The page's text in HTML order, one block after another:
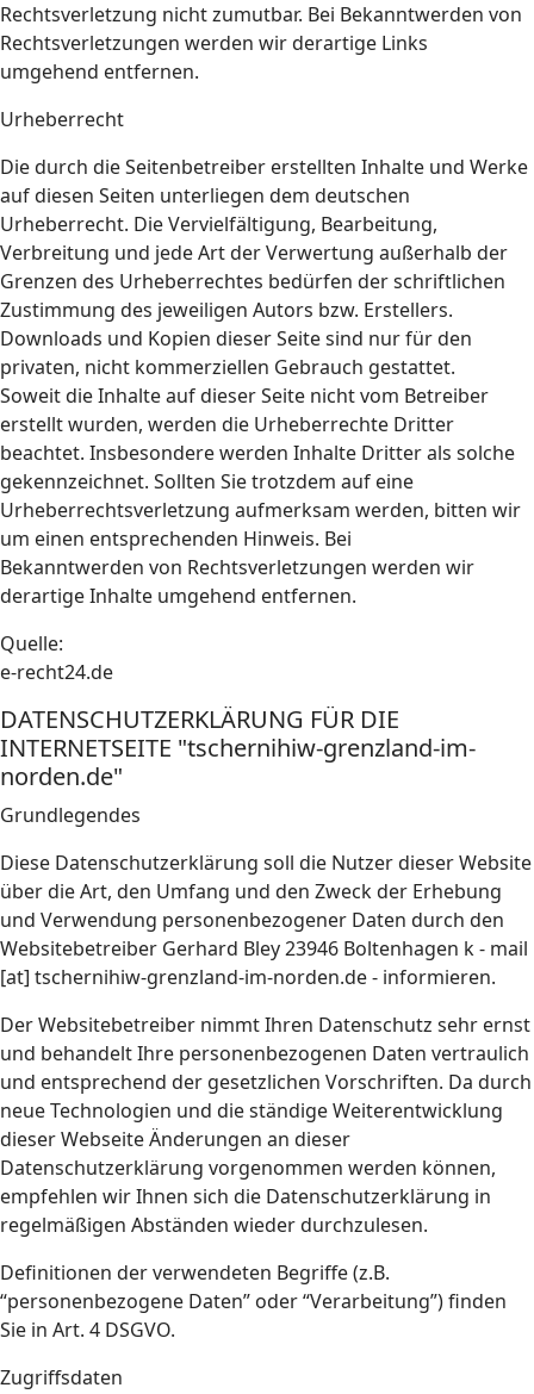
Rechtsverletzung nicht zumutbar. Bei Bekanntwerden von
Rechtsverletzungen werden wir derartige Links
umgehend entfernen.
Urheberrecht
Die durch die Seitenbetreiber erstellten Inhalte und Werke
auf diesen Seiten unterliegen dem deutschen
Urheberrecht. Die Vervielfältigung, Bearbeitung,
Verbreitung und jede Art der Verwertung außerhalb der
Grenzen des Urheberrechtes bedürfen der schriftlichen
Zustimmung des jeweiligen Autors bzw. Erstellers.
Downloads und Kopien dieser Seite sind nur für den
privaten, nicht kommerziellen Gebrauch gestattet.
Soweit die Inhalte auf dieser Seite nicht vom Betreiber
erstellt wurden, werden die Urheberrechte Dritter
beachtet. Insbesondere werden Inhalte Dritter als solche
gekennzeichnet. Sollten Sie trotzdem auf eine
Urheberrechtsverletzung aufmerksam werden, bitten wir
um einen entsprechenden Hinweis. Bei
Bekanntwerden von Rechtsverletzungen werden wir
derartige Inhalte umgehend entfernen.
Quelle:
e-recht24.de
DATENSCHUTZERKLÄRUNG FÜR DIE
INTERNETSEITE "tschernihiw-grenzland-im-
norden.de"
Grundlegendes
Diese Datenschutzerklärung soll die Nutzer dieser Website
über die Art, den Umfang und den Zweck der Erhebung
und Verwendung personenbezogener Daten durch den
Websitebetreiber Gerhard Bley 23946 Boltenhagen k - mail
[at] tschernihiw-grenzland-im-norden.de - informieren.
Der Websitebetreiber nimmt Ihren Datenschutz sehr ernst
und behandelt Ihre personenbezogenen Daten vertraulich
und entsprechend der gesetzlichen Vorschriften. Da durch
neue Technologien und die ständige Weiterentwicklung
dieser Webseite Änderungen an dieser
Datenschutzerklärung vorgenommen werden können,
empfehlen wir Ihnen sich die Datenschutzerklärung in
regelmäßigen Abständen wieder durchzulesen.
Definitionen der verwendeten Begriffe (z.B.
“personenbezogene Daten” oder “Verarbeitung”) finden
Sie in Art. 4 DSGVO.
Zugriffsdaten